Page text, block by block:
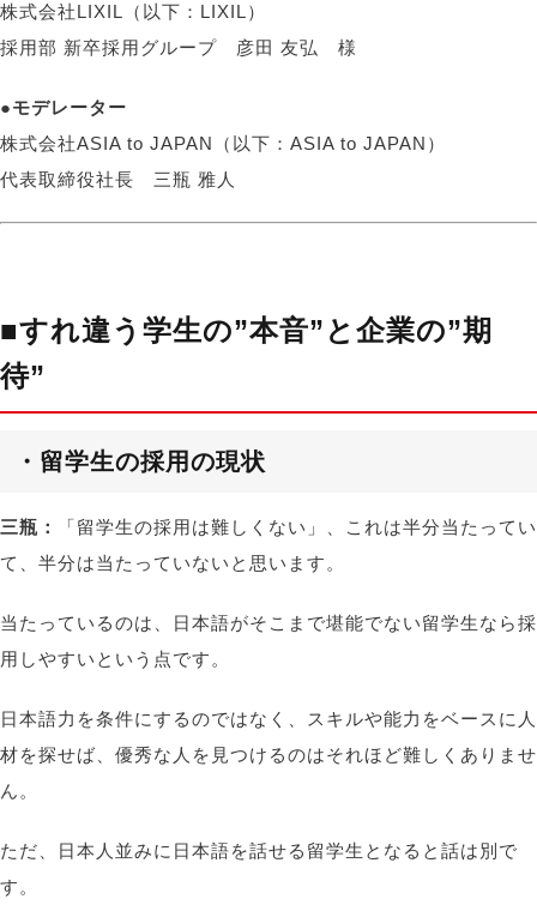
株式会社LIXIL（以下：LIXIL）
採用部 新卒採用グループ 彦田 友弘 様
●モデレーター
株式会社ASIA to JAPAN（以下：ASIA to JAPAN）
代表取締役社長 三瓶 雅人
■すれ違う学生の”本音”と企業の”期
待”
・留学生の採用の現状
三瓶：
「留学生の採用は難しくない」、これは半分当たってい
て、半分は当たっていないと思います。
当たっているのは、日本語がそこまで堪能でない留学生なら採
用しやすいという点です。
日本語力を条件にするのではなく、スキルや能力をベースに人
材を探せば、優秀な人を見つけるのはそれほど難しくありませ
ん。
ただ、日本人並みに日本語を話せる留学生となると話は別で
す。